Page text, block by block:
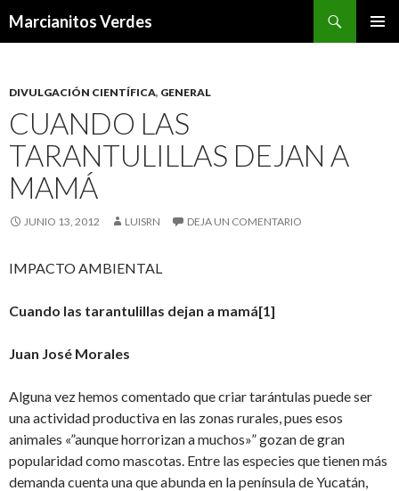
Marcianitos Verdes
DIVULGACIÓN CIENTÍFICA, GENERAL
CUANDO LAS
TARANTULILLAS DEJAN A
MAMÁ
JUNIO 13, 2012 LUISRN DEJA UN COMENTARIO
IMPACTO AMBIENTAL
Cuando las tarantulillas dejan a mamá[1]
Juan José Morales
Alguna vez hemos comentado que criar tarántulas puede ser
una actividad productiva en las zonas rurales, pues esos
animales «”aunque horrorizan a muchos»” gozan de gran
popularidad como mascotas. Entre las especies que tienen más
demanda cuenta una que abunda en la península de Yucatán,